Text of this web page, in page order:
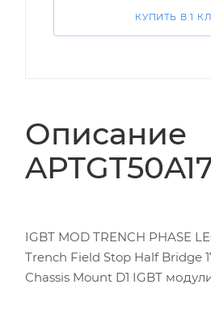
КУПИТЬ В 1
Описание
IGBT MOD TRENCH PHASE
Trench Field Stop Half Bridge
Chassis Mount D1 IGBT